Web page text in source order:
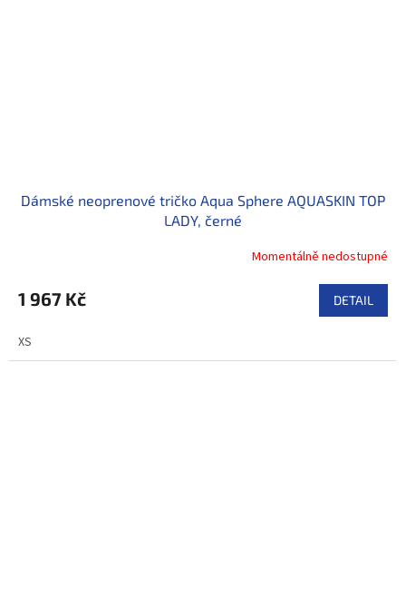
Dámské neoprenové tričko Aqua Sphere AQUASKIN TOP
LADY, černé
Momentálně nedostupné
1 967 Kč DETAIL
XS